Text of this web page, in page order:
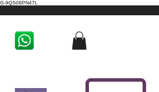
G-9QS08PN47L